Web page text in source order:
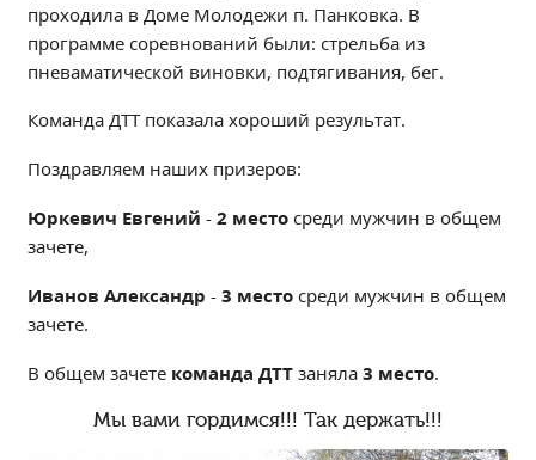
Наблюдательный совет
Информация
Независимая оценка качества
Обращения онлайн
Контакты
Региональный центр по профилактике ДДТТ
Центр карьеры
Всероссийское чемпионатное движение
Региональная инновационная площадка
проходила в Доме Молодежи п. Панковка. В
программе соревнований были: стрельба из
пневаматической виновки, подтягивания, бег.
Команда ДТТ показала хороший результат.
Поздравляем наших призеров:
Юркевич Евгений -2 место среди мужчин в общем
зачете,
Иванов Александр -3 место среди мужчин в общем
зачете.
В общем зачете команда ДТТ заняла3 место.
Мы вами гордимся!!! Так держать!!!